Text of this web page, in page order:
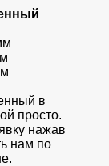
в
просто.
нажав
нам по